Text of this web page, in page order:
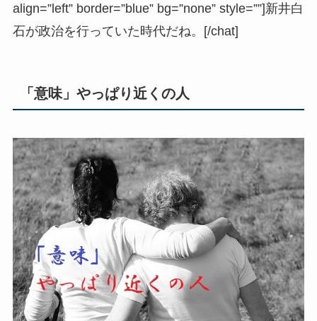
align=”left” border=”blue” bg=”none” style=””]新井白
石が政治を行っていた時代だね。[/chat]
「意味」やっぱり近くの人